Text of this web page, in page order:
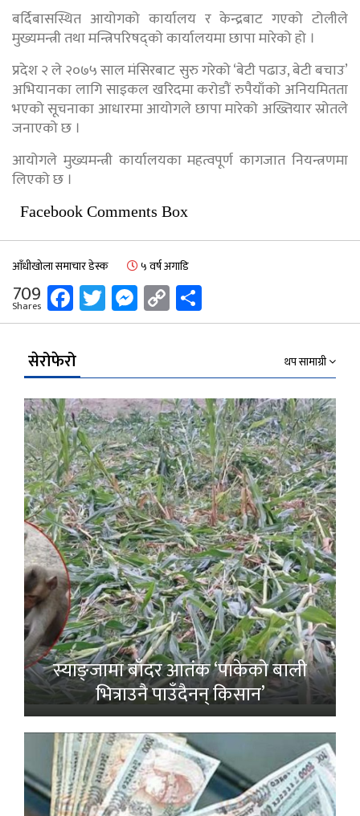
बर्दिबासस्थित आयोगको कार्यालय र केन्द्रबाट गएको टोलीले
मुख्यमन्त्री तथा मन्त्रिपरिषद्को कार्यालयमा छापा मारेको हो ।
प्रदेश २ ले २०७५ साल मंसिरबाट सुरु गरेको ‘बेटी पढाउ, बेटी बचाउ’
अभियानका लागि साइकल खरिदमा करोडौं रुपैयाँको अनियमितता
भएको सूचनाका आधारमा आयोगले छापा मारेको अख्तियार स्रोतले
जनाएको छ ।
आयोगले मुख्यमन्त्री कार्यालयका महत्वपूर्ण कागजात नियन्त्रणमा
लिएको छ ।
Facebook Comments Box
आँधीखोला समाचार डेस्क ५ वर्ष अगाडि
709
Shares Facebook
Twitter
Messenger
Copy
Link
सेरोफेरो थप सामाग्री
स्याङ्जामा बाँदर आतंक ‘पाकेको बाली
भित्राउनै पाउँदैनन् किसान’